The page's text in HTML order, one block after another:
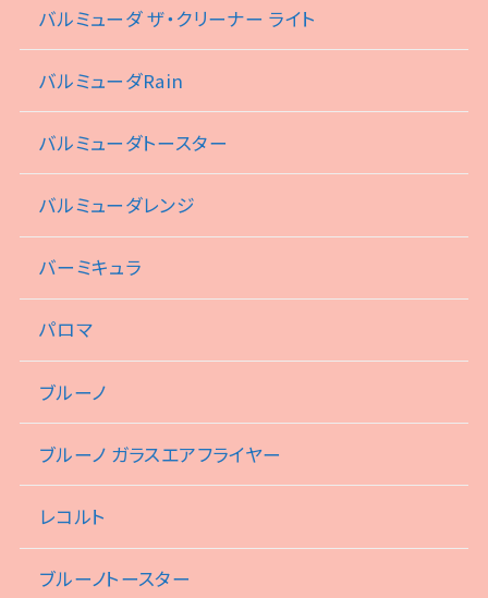
バルミューダ ザ・クリーナー ライト
バルミューダRain
バルミューダトースター
バルミューダレンジ
バーミキュラ
パロマ
ブルーノ
ブルーノ ガラスエアフライヤー
レコルト
ブルーノトースター